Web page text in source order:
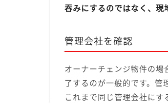
吞みにするのではなく、現
管理会社を確認
オーナーチェンジ物件の
了するのが一般的です。管
これまで同じ管理会社に